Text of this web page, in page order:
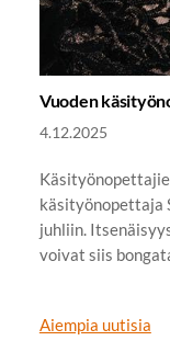
Vuoden
4.12.2025
käsityönopettaja
juhliin.
voivat siis
Aiempia uutisia